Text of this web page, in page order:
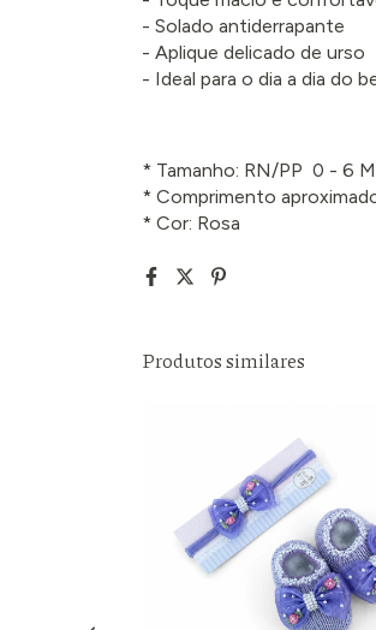
- Solado antiderrapante
- Aplique delicado de urso
- Ideal para o dia a dia do
* Tamanho: RN/PP 0 - 6 M
* Comprimento
* Cor: Rosa
Produtos similares